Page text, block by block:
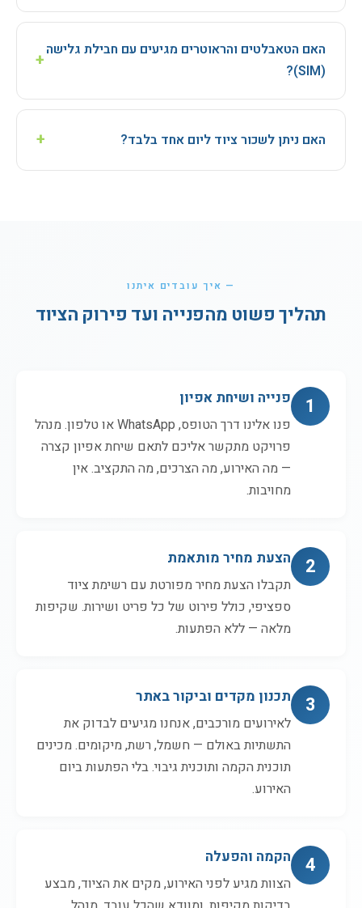
הרגע האחרון - אפילו במצבי חירום.
כל תוכנה שתצטרכו - Office, MATLAB, Visual Studio,
סביבות בחינה ייעודיות, תוכנות הצגה, או כל סביבת עבודה
אחרת. כל המחשבים מגיעים בדוקים ומוכנים לעבודה.
האם הטאבלטים והראוטרים מגיעים עם חבילת גלישה
(SIM)?
+
בהחלט. כל הציוד הסלולרי שלנו יכול להגיע עם כרטיסי SIM
הרשתות החזקות בארץ.
האם ניתן לשכור ציוד ליום אחד בלבד? +
— איך עובדים איתנו
תהליך פשוט מהפנייה ועד פירוק הציוד
1 פנייה ושיחת אפיון
פנו אלינו דרך הטופס, WhatsApp או טלפון. מנהל
פרויקט מתקשר אליכם לתאם שיחת אפיון קצרה
— מה האירוע, מה הצרכים, מה התקציב. אין
מחויבות.
2 הצעת מחיר מותאמת
תקבלו הצעת מחיר מפורטת עם רשימת ציוד
ספציפי, כולל פירוט של כל פריט ושירות. שקיפות
מלאה — ללא הפתעות.
3 תכנון מקדים וביקור באתר
לאירועים מורכבים, אנחנו מגיעים לבדוק את
התשתיות באולם — חשמל, רשת, מיקומים. מכינים
תוכנית הקמה ותוכנית גיבוי. בלי הפתעות ביום
האירוע.
4 הקמה והפעלה
הצוות מגיע לפני האירוע, מקים את הציוד, מבצע